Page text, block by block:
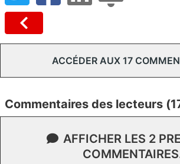
ACCÉDER AUX 17
Commentaires des lecteurs
AFFICHER LES 2